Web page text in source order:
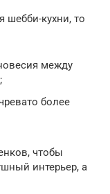
шебби-кухни, то
между
более
чтобы
интерьер, а